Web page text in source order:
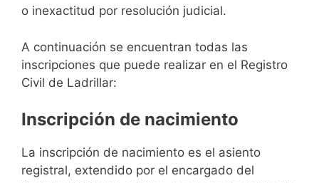
o inexactitud por resolución judicial.
A continuación se encuentran todas las
inscripciones que puede realizar en el Registro
Civil de Ladrillar:
Inscripción de nacimiento
La inscripción de nacimiento es el asiento
registral, extendido por el encargado del